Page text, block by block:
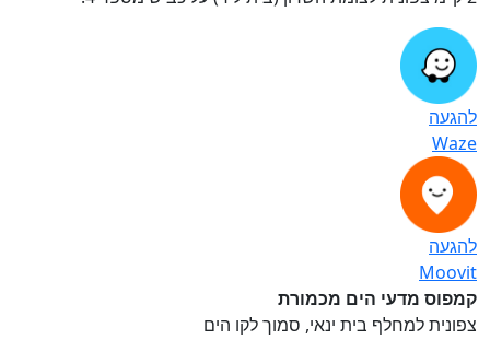
להגעה
Waze
להגעה
Moovit
קמפוס מדעי הים מכמורת
צפונית למחלף בית ינאי, סמוך לקו הים